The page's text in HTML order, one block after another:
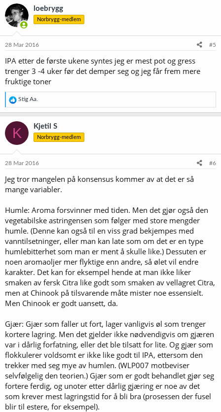
k
s
j
o
e
:
loebrygg
Norbrygg-medlem
28 Mar 2016 #5
IPA etter de første ukene syntes jeg er mest pot og gress
trenger 3 -4 uker før det demper seg og jeg får frem mere
fruktige toner
R
e
a
k
s
j
o
e
:
Stig Aa.
K Kjetil S
Norbrygg-medlem
28 Mar 2016 #6
Jeg tror mangelen på konsensus kommer av at det er så
mange variabler.
Humle: Aroma forsvinner med tiden. Men det gjør også den
vegetabilske astringensen som følger med store mengder
humle. (Denne kan også til en viss grad bekjempes med
vanntilsetninger, eller man kan late som om det er en type
humlebitterhet som man er ment å skulle like.) Dessuten er
noen aromaoljer mer flyktige enn andre, så ølet vil endre
karakter. Det kan for eksempel hende at man ikke liker
smaken av fersk Citra like godt som smaken av vellagret Citra,
men at Chinook på tilsvarende måte mister noe essensielt.
Men Chinook er godt uansett, da.
Gjær: Gjær som faller ut fort, lager vanligvis øl som trenger
kortere lagring. Men det gjelder ikke nødvendigvis om gjæren
var i dårlig forfatning, eller det ble tilsatt for lite. Og gjær som
flokkulerer voldsomt er ikke like godt til IPA, ettersom den
trekker med seg mye av humlen. (WLP007 motbeviser
selvfølgelig den teorien.) Gjær som er godt behandlet gjør seg
fortere ferdig, og unoter etter dårlig gjæring er noe av det
som krever mest lagringstid for å bli bra (prosessen der fusel
blir til estere, for eksempel).